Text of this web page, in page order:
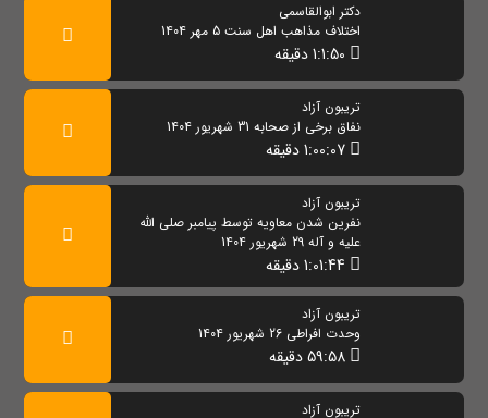
دکتر ابوالقاسمی
اختلاف مذاهب اهل سنت 5 مهر 1404
تریبون آزاد
نفاق برخی از صحابه 31 شهریور 1404
تریبون آزاد
نفرین شدن معاویه توسط پیامبر صلی الله
علیه و آله 29 شهریور 1404
تریبون آزاد
وحدت افراطی 26 شهریور 1404
تریبون آزاد